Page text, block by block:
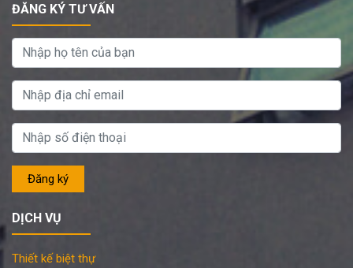
ĐĂNG KÝ TƯ VẤN
DỊCH VỤ
Thiết kế biệt thự